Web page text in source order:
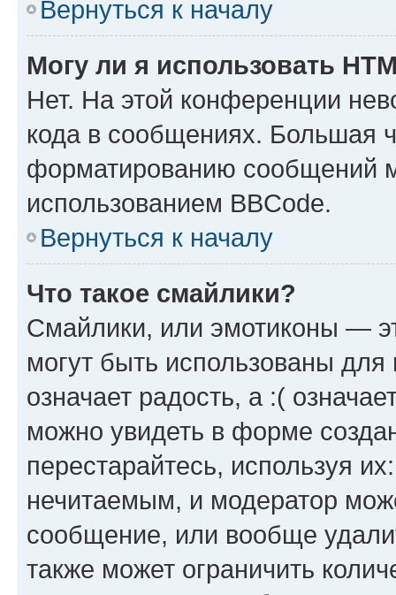
Вернуться к началу
Могу ли я использовать
Нет. На этой конференции
кода в сообщениях. Большая
форматированию сообщений
использованием BBCode.
Вернуться к началу
Что такое смайлики?
Смайлики, или эмотиконы —
могут быть использованы
означает радость, а :(
можно увидеть в форме
перестарайтесь, используя
нечитаемым, и модератор
сообщение, или вообще
также может ограничить